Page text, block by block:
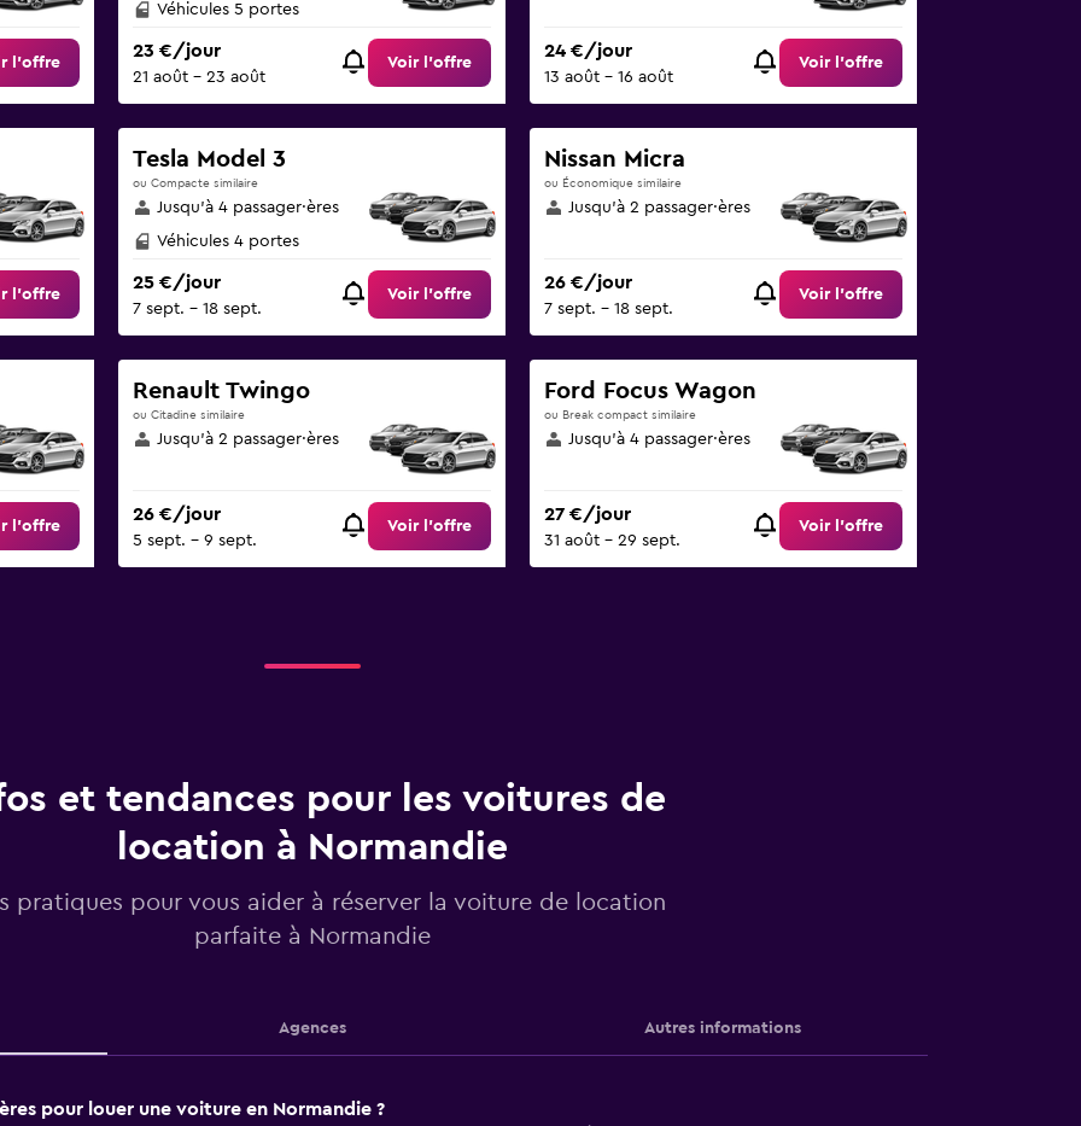
l’offre
Véhicules 5 portes
23 €/jour
21 août - 23 août
Voir l’offre
24 €/jour
13 août - 16 août
Voir l’offre
l’offre
Tesla Model 3
ou Compacte similaire
Jusqu’à 4 passager·ères
Véhicules 4 portes
25 €/jour
7 sept. - 18 sept.
Voir l’offre
Nissan Micra
ou Économique similaire
Jusqu’à 2 passager·ères
26 €/jour
7 sept. - 18 sept.
Voir l’offre
l’offre
Renault Twingo
ou Citadine similaire
Jusqu’à 2 passager·ères
26 €/jour
5 sept. - 9 sept.
Voir l’offre
Ford Focus Wagon
ou Break compact similaire
Jusqu’à 4 passager·ères
27 €/jour
31 août - 29 sept.
Voir l’offre
et tendances pour les voitures de
location à Normandie
pratiques pour vous aider à réserver la voiture de location
parfaite à Normandie
Agences Autres informations
pour louer une voiture en Normandie ?